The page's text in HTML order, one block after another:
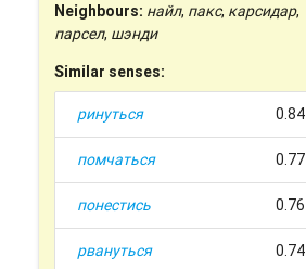
Neighbours: найл, пакс, карсидар,
парсел, шэнди
Similar senses:
ринуться 0.84
помчаться 0.77
понестись 0.76
рвануться 0.74